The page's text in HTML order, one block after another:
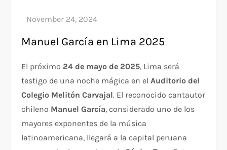
Manuel García en Lima 2025
El próximo 24 de mayo de 2025, Lima será
testigo de una noche mágica en elAuditorio del
Colegio Melitón Carvajal. El reconocido cantautor
chileno Manuel García, considerado uno de los
mayores exponentes de la música
latinoamericana, llegará a la capital peruana